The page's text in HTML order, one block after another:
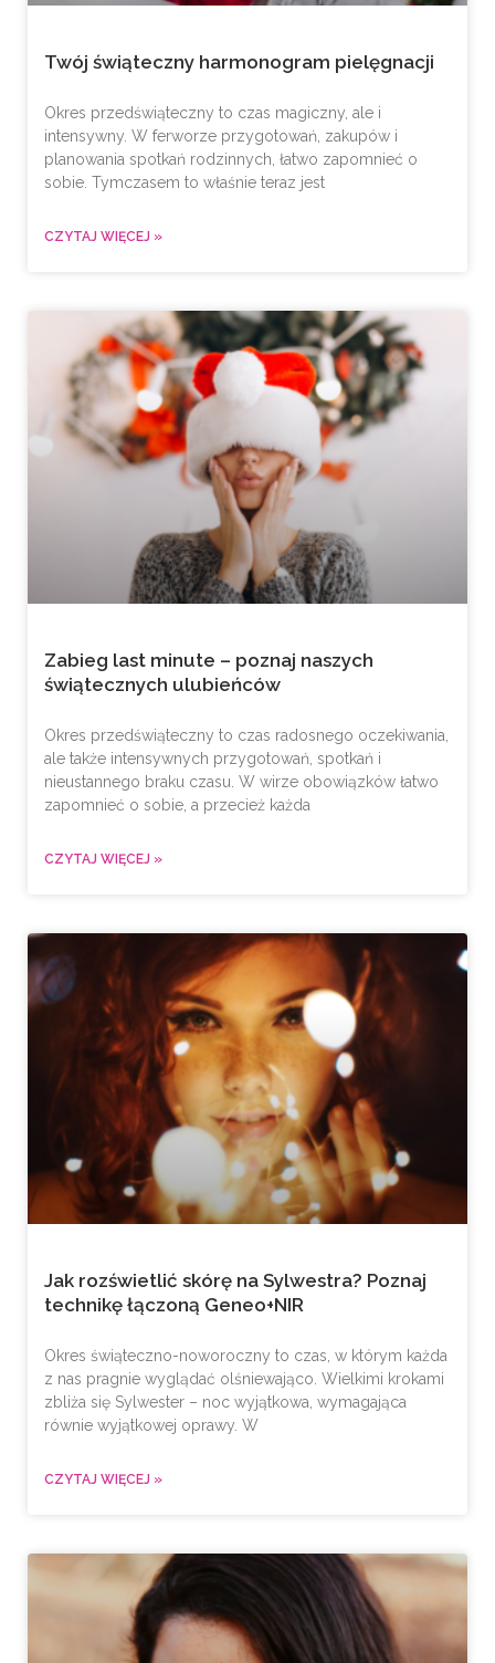
Twój świąteczny harmonogram pielęgnacji
Okres przedświąteczny to czas magiczny, ale i
intensywny. W ferworze przygotowań, zakupów i
planowania spotkań rodzinnych, łatwo zapomnieć o
sobie. Tymczasem to właśnie teraz jest
CZYTAJ WIĘCEJ »
Zabieg last minute – poznaj naszych
świątecznych ulubieńców
Okres przedświąteczny to czas radosnego oczekiwania,
ale także intensywnych przygotowań, spotkań i
nieustannego braku czasu. W wirze obowiązków łatwo
zapomnieć o sobie, a przecież każda
CZYTAJ WIĘCEJ »
Jak rozświetlić skórę na Sylwestra? Poznaj
technikę łączoną Geneo+NIR
Okres świąteczno-noworoczny to czas, w którym każda
z nas pragnie wyglądać olśniewająco. Wielkimi krokami
zbliża się Sylwester – noc wyjątkowa, wymagająca
równie wyjątkowej oprawy. W
CZYTAJ WIĘCEJ »